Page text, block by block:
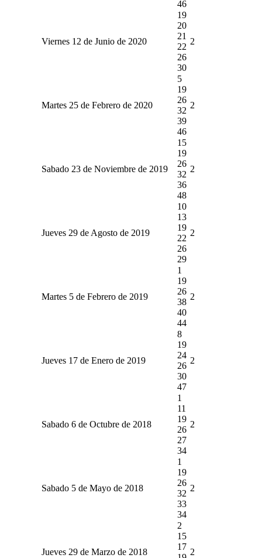
46
Viernes 12 de Junio de 2020
19
20
21
22
26
30
2
Martes 25 de Febrero de 2020
5
19
26
32
39
46
2
Sabado 23 de Noviembre de 2019
15
19
26
32
36
48
2
Jueves 29 de Agosto de 2019
10
13
19
22
26
29
2
Martes 5 de Febrero de 2019
1
19
26
38
40
44
2
Jueves 17 de Enero de 2019
8
19
24
26
30
47
2
Sabado 6 de Octubre de 2018
1
11
19
26
27
34
2
Sabado 5 de Mayo de 2018
1
19
26
32
33
34
2
Jueves 29 de Marzo de 2018
2
15
17
2